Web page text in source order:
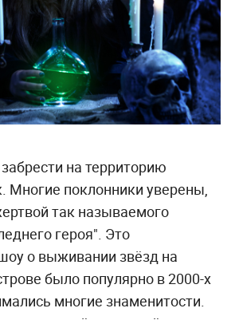
на территорию
Многие поклонники уверены,
так называемого
героя". Это
о выживании звёзд на
было популярно в 2000-х
многие знаменитости.